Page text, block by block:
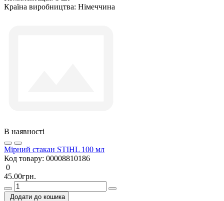
Країна виробництва: Німеччина
В наявності
Мірний стакан STIHL 100 мл
Код товару: 00008810186
0
45.00грн.
Додати до кошика